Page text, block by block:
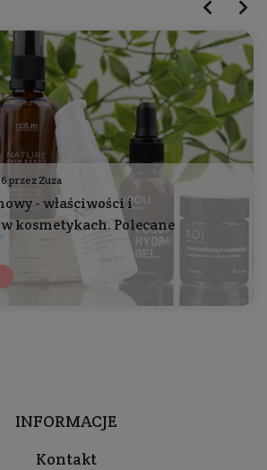
przez Zuza
- właściwości i
kosmetykach. Polecane
INFORMACJE
Kontakt